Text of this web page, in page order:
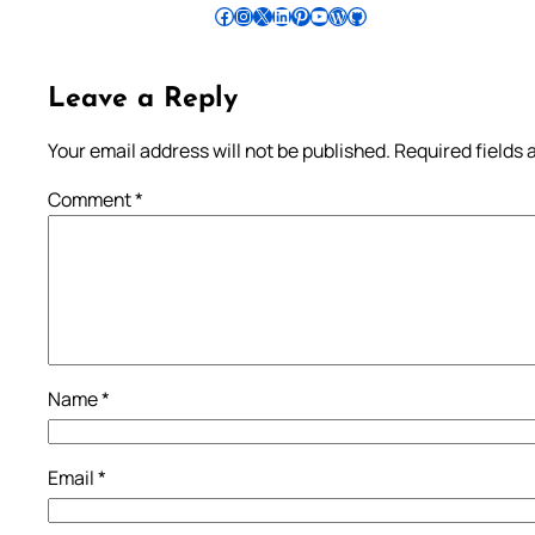
Follow Pradeep on Facebook Follow Pradeep on InstagramFollow Pradeep on X Follow Pradeep on LinkedIn Follow Pradeep on Pinterest Subscribe to Pradeep’s Youtube Channel Follow Pradeep on WordPress Follow Pradeep on GitHub
Leave a Reply
Your email address will not be published. Required fields
Comment*
Name*
Email*